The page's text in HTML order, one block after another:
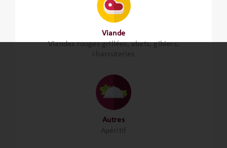
Viande
Viandes rouges grillées, abats, gibiers,
charcuteries
Autres
Apéritif